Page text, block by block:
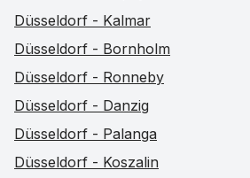
Düsseldorf - Kalmar
Düsseldorf - Bornholm
Düsseldorf - Ronneby
Düsseldorf - Danzig
Düsseldorf - Palanga
Düsseldorf - Koszalin